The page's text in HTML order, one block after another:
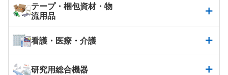
テープ・梱包資材・物
流用品
看護・医療・介護
研究用総合機器